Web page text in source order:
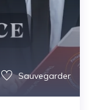
Sauvegarder